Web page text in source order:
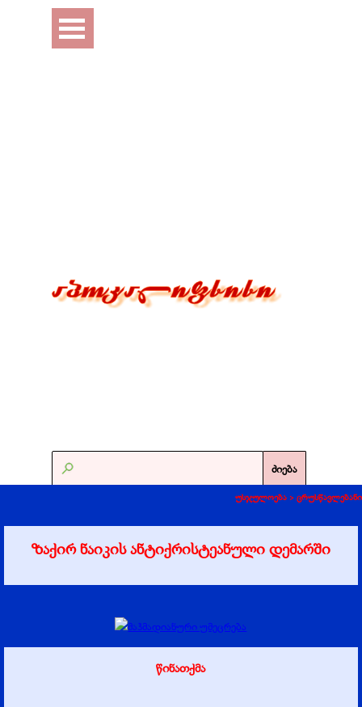
Перейти к контенту
Пропустить меню
ძიება
უსჯულოება > ცრუსწავლებანი
ზაქირ ნაიკის ანტიქრისტეანული დემარში
წინათქმა